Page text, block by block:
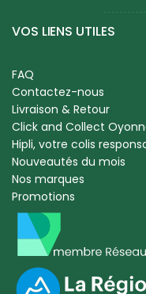
VOS LIENS UTILES
FAQ
Contactez-nous
Livraison & Retour
Click and Collect
Hipli, votre colis
Nouveautés du mois
Nos marques
Promotions